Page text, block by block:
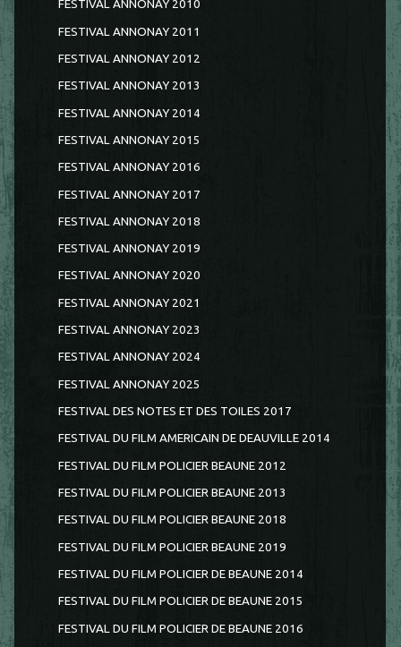
FESTIVAL ANNONAY 2010
FESTIVAL ANNONAY 2011
FESTIVAL ANNONAY 2012
FESTIVAL ANNONAY 2013
FESTIVAL ANNONAY 2014
FESTIVAL ANNONAY 2015
FESTIVAL ANNONAY 2016
FESTIVAL ANNONAY 2017
FESTIVAL ANNONAY 2018
FESTIVAL ANNONAY 2019
FESTIVAL ANNONAY 2020
FESTIVAL ANNONAY 2021
FESTIVAL ANNONAY 2023
FESTIVAL ANNONAY 2024
FESTIVAL ANNONAY 2025
FESTIVAL DES NOTES ET DES TOILES 2017
FESTIVAL DU FILM AMERICAIN DE DEAUVILLE 2014
FESTIVAL DU FILM POLICIER BEAUNE 2012
FESTIVAL DU FILM POLICIER BEAUNE 2013
FESTIVAL DU FILM POLICIER BEAUNE 2018
FESTIVAL DU FILM POLICIER BEAUNE 2019
FESTIVAL DU FILM POLICIER DE BEAUNE 2014
FESTIVAL DU FILM POLICIER DE BEAUNE 2015
FESTIVAL DU FILM POLICIER DE BEAUNE 2016